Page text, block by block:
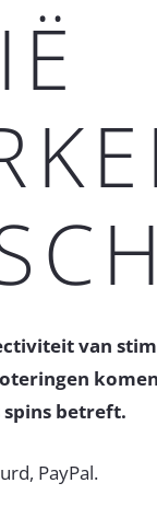
van
betreft.
PayPal.